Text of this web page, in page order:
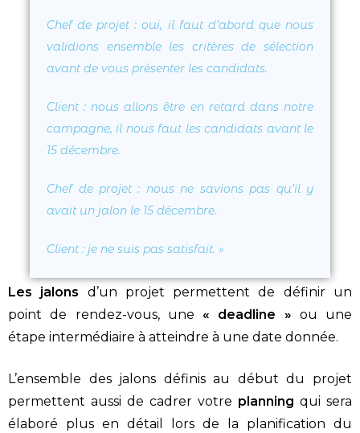
Chef de projet : oui, il faut d’abord que nous
validions ensemble les critères de sélection
avant de vous présenter les candidats.
Client : nous allons être en retard dans notre
campagne, il nous faut les candidats avant le
15 décembre.
Chef de projet : nous ne savions pas qu’il y
avait un jalon le 15 décembre.
Client : je ne suis pas satisfait. »
Les jalons d’un projet permettent de définir un
point de rendez-vous, une « deadline » ou une
étape intermédiaire à atteindre à une date donnée.
L’ensemble des jalons définis au début du projet
permettent aussi de cadrer votre planning qui sera
élaboré plus en détail lors de la planification du